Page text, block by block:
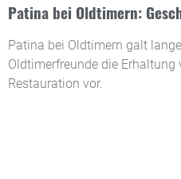
Patina bei Oldtimern:
Patina bei Oldtimern galt
Oldtimerfreunde die
Restauration vor.